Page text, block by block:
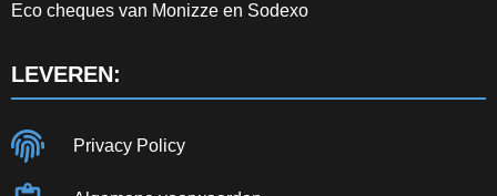
Eco cheques van Monizze en Sodexo
LEVEREN:
Privacy Policy